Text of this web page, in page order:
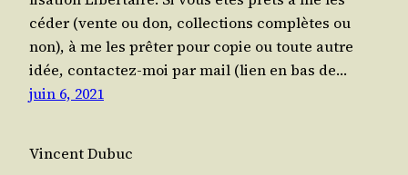
céder (vente ou don, col­lec­tions com­plètes ou
non), à me les prê­ter pour copie ou toute autre
idée, contac­tez-moi par mail (lien en bas de…
juin 6, 2021
Vincent Dubuc